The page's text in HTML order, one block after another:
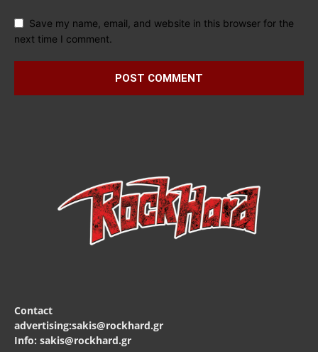
Save my name, email, and website in this browser for the
next time I comment.
Contact
advertising:sakis@rockhard.gr
Info: sakis@rockhard.gr